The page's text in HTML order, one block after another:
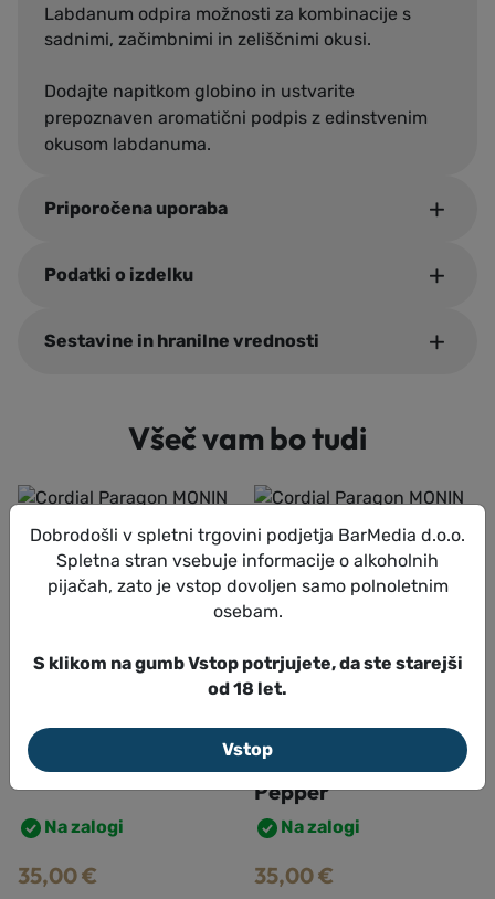
Labdanum odpira možnosti za kombinacije s
sadnimi, začimbnimi in zeliščnimi okusi.
Dodajte napitkom globino in ustvarite
prepoznaven aromatični podpis z edinstvenim
okusom labdanuma.
Priporočena uporaba
Podatki o izdelku
Sestavine in hranilne vrednosti
Všeč vam bo tudi
Cordial Paragon
MONIN Timur Berry
Na zalogi
35,00€
Cordial Paragon
MONIN White Penja
Pepper
Na zalogi
35,00€
Dobrodošli v spletni trgovini podjetja BarMedia d.o.o.
Spletna stran vsebuje informacije o alkoholnih
pijačah, zato je vstop dovoljen samo polnoletnim
osebam.
S klikom na gumb Vstop potrjujete, da ste starejši
od 18 let.
Vstop